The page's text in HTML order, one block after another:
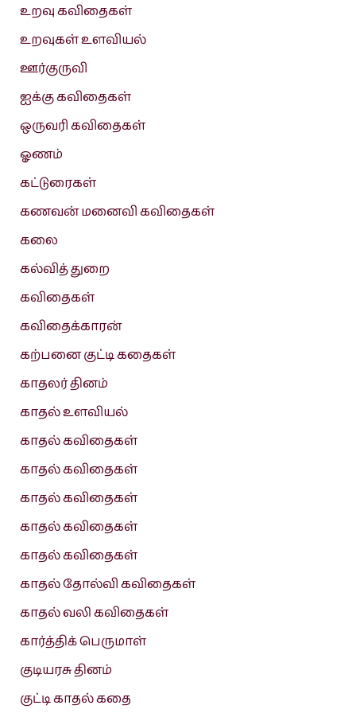
உறவு கவிதைகள்
உறவுகள் உளவியல்
ஊர்குருவி
ஐக்கு கவிதைகள்
ஒருவரி கவிதைகள்
ஓணம்
கட்டுரைகள்
கணவன் மனைவி கவிதைகள்
கலை
கல்வித் துறை
கவிதைகள்
கவிதைக்காரன்
கற்பனை குட்டி கதைகள்
காதலர் தினம்
காதல் உளவியல்
காதல் கவிதைகள்
காதல் கவிதைகள்
காதல் கவிதைகள்
காதல் கவிதைகள்
காதல் கவிதைகள்
காதல் தோல்வி கவிதைகள்
காதல் வலி கவிதைகள்
கார்த்திக் பெருமாள்
குடியரசு தினம்
குட்டி காதல் கதை